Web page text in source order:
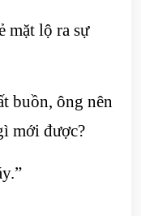
mặt lộ ra sự
buồn, ông nên
mới được?